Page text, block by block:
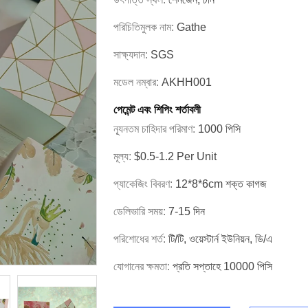
পরিচিতিমুলক নাম: Gathe
সাক্ষ্যদান: SGS
মডেল নম্বার: AKHH001
পেমেন্ট এবং শিপিং শর্তাবলী
ন্যূনতম চাহিদার পরিমাণ: 1000 পিসি
মূল্য: $0.5-1.2 Per Unit
প্যাকেজিং বিবরণ: 12*8*6cm শক্ত কাগজ
ডেলিভারি সময়: 7-15 দিন
পরিশোধের শর্ত: টি/টি, ওয়েস্টার্ন ইউনিয়ন, ডি/এ
যোগানের ক্ষমতা: প্রতি সপ্তাহে 10000 পিসি